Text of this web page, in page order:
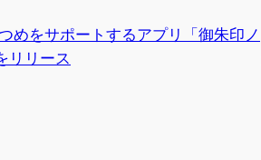
めをサポートするアプリ「御朱印ノ
リリース